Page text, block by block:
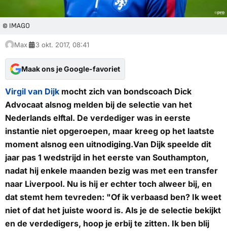
© IMAGO
Max 3 okt. 2017, 08:41
Maak ons je Google-favoriet
Virgil van Dijk mocht zich van bondscoach Dick
Advocaat alsnog melden bij de selectie van het
Nederlands elftal. De verdediger was in eerste
instantie niet opgeroepen, maar kreeg op het laatste
moment alsnog een uitnodiging.Van Dijk speelde dit
jaar pas 1 wedstrijd in het eerste van Southampton,
nadat hij enkele maanden bezig was met een transfer
naar Liverpool. Nu is hij er echter toch alweer bij, en
dat stemt hem tevreden: "Of ik verbaasd ben? Ik weet
niet of dat het juiste woord is. Als je de selectie bekijkt
en de verdedigers, hoop je erbij te zitten. Ik ben blij